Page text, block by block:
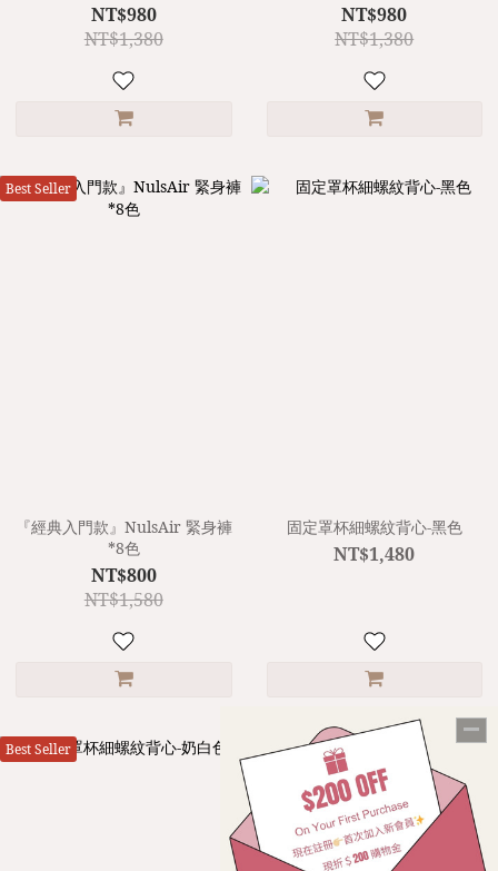
NT$980
NT$1,380
NT$980
NT$1,380
Best Seller
『經典入門款』NulsAir 緊身褲
*8色
NT$800
NT$1,580
固定罩杯細螺紋背心-黑色
NT$1,480
Best Seller